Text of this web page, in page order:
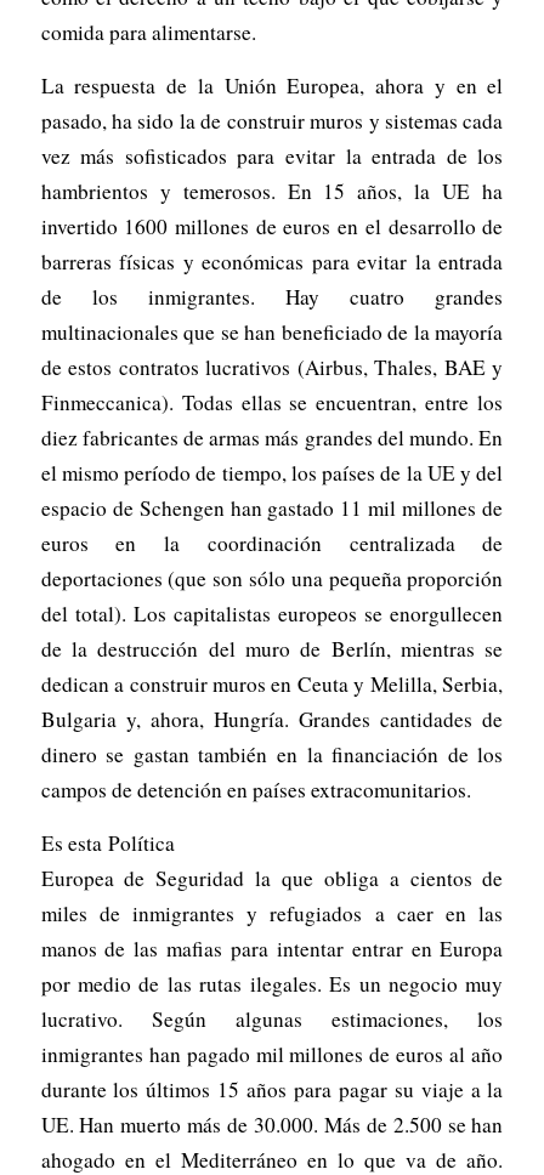
comida para alimentarse.
La respuesta de la Unión Europea, ahora y en el
pasado, ha sido la de construir muros y sistemas cada
vez más sofisticados para evitar la entrada de los
hambrientos y temerosos. En 15 años, la UE ha
invertido 1600 millones de euros en el desarrollo de
barreras físicas y económicas para evitar la entrada
de los inmigrantes. Hay cuatro grandes
multinacionales que se han beneficiado de la mayoría
de estos contratos lucrativos (Airbus, Thales, BAE y
Finmeccanica). Todas ellas se encuentran, entre los
diez fabricantes de armas más grandes del mundo. En
el mismo período de tiempo, los países de la UE y del
espacio de Schengen han gastado 11 mil millones de
euros en la coordinación centralizada de
deportaciones (que son sólo una pequeña proporción
del total). Los capitalistas europeos se enorgullecen
de la destrucción del muro de Berlín, mientras se
dedican a construir muros en Ceuta y Melilla, Serbia,
Bulgaria y, ahora, Hungría. Grandes cantidades de
dinero se gastan también en la financiación de los
campos de detención en países extracomunitarios.
Es esta Política
Europea de Seguridad la que obliga a cientos de
miles de inmigrantes y refugiados a caer en las
manos de las mafias para intentar entrar en Europa
por medio de las rutas ilegales. Es un negocio muy
lucrativo. Según algunas estimaciones, los
inmigrantes han pagado mil millones de euros al año
durante los últimos 15 años para pagar su viaje a la
UE. Han muerto más de 30.000. Más de 2.500 se han
ahogado en el Mediterráneo en lo que va de año.